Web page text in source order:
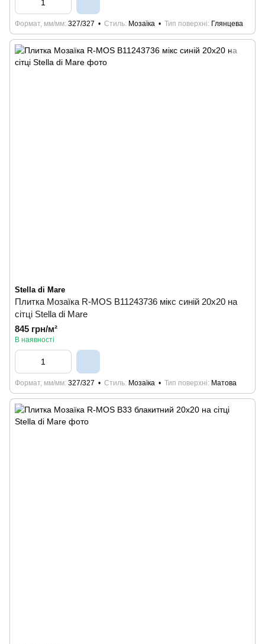
Формат, мм/мм 327/327 Стиль Мозаїка Тип поверхні Глянцева
Stella di Mare
Плитка Мозаїка R-MOS B11243736 мікс синій 20x20 на
сiтцi Stella di Mare
845 грн/м²
В наявності
Формат, мм/мм 327/327 Стиль Мозаїка Тип поверхні Матова